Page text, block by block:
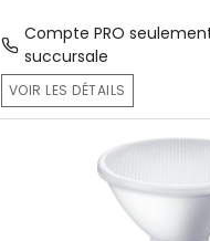
Compte PRO
succursale
VOIR LES DÉTAILS